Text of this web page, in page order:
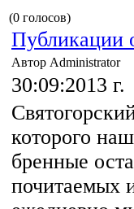
(0 голосов)
Публикации
Автор Administrator
30:09:2013 г.
которого
бренные
почитаемых